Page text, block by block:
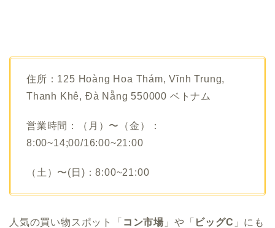
住所：125 Hoàng Hoa Thám, Vĩnh Trung,
Thanh Khê, Đà Nẵng 550000 ベトナム
営業時間：（月）〜（金）：
8:00~14;00/16:00~21:00
（土）〜(日)：8:00~21:00
人気の買い物スポット「 コン市場 」や「 ビッグC 」にも